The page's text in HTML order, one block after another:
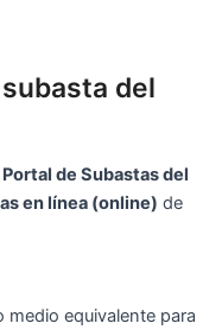
del
Portal de Subastas del
en línea (online) de
medio equivalente para